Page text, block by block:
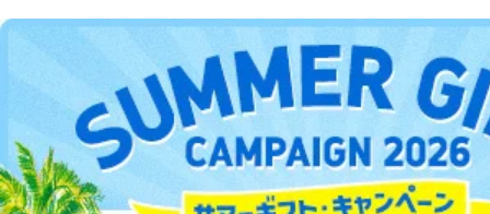
に対応させていただいております。 当社顧客の皆様の
個人情報は「マイページ」にログインしていただくこと
で、訂正、追加、変更を行っていただくことが出来ま
す。マイページをご利用いただけない方、その他の方に
つきましては、下記Aをご覧ください。 また、ご登録い
ただいた個人情報のうち、市町村などの名称および郵便
番号、金融機関の名称あるいはクレジットカードの有効
期限など、商品のお届けやご請求を行う上で支障がある
情報に変更があった場合には、当社が登録情報を変更さ
DOWNLOAD FOR ANDROID
ご利用方法はこちら
総合案内